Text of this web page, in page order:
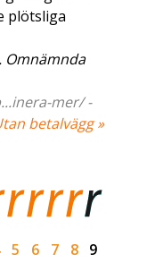
plötsliga
. Omnämnda
mer/ -
betalvägg »
5 6 7 8 9